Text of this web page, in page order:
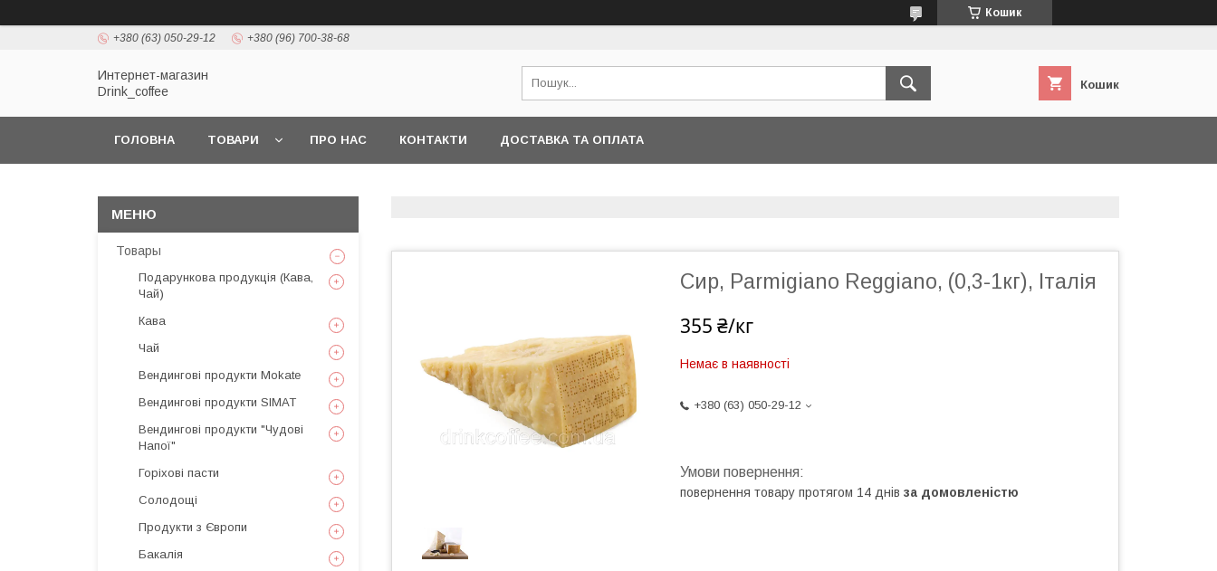
Кошик
+380 (63) 050-29-12 +380 (96) 700-38-68
Интернет-магазин
Drink_coffee
Кошик
ГОЛОВНА ТОВАРИ ПРО НАС КОНТАКТИ ДОСТАВКА ТА ОПЛАТА
Сир, Parmigiano Reggiano, (0,3-1кг), Італія
355 ₴/кг
Немає в наявності
+380 (63) 050-29-12
повернення товару протягом 14 днів за домовленістю
Товары
Подарункова продукція (Кава,
Чай)
Кава
Чай
Вендингові продукти Mokate
Вендингові продукти SIMAT
Вендингові продукти "Чудові
Напої"
Горіхові пасти
Солодощі
Продукти з Європи
Бакалія